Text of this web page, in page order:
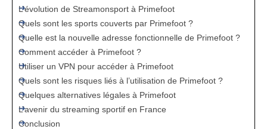
L’évolution de Streamonsport à Primefoot
Quels sont les sports couverts par Primefoot ?
Quelle est la nouvelle adresse fonctionnelle de Primefoot ?
Comment accéder à Primefoot ?
Utiliser un VPN pour accéder à Primefoot
Quels sont les risques liés à l’utilisation de Primefoot ?
Quelques alternatives légales à Primefoot
L’avenir du streaming sportif en France
Conclusion